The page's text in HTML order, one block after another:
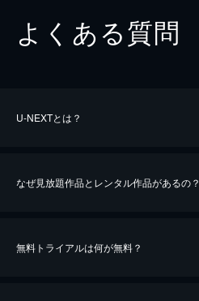
よくある質問
U-NEXTとは？
なぜ見放題作品とレンタル作品があるの？
無料トライアルは何が無料？